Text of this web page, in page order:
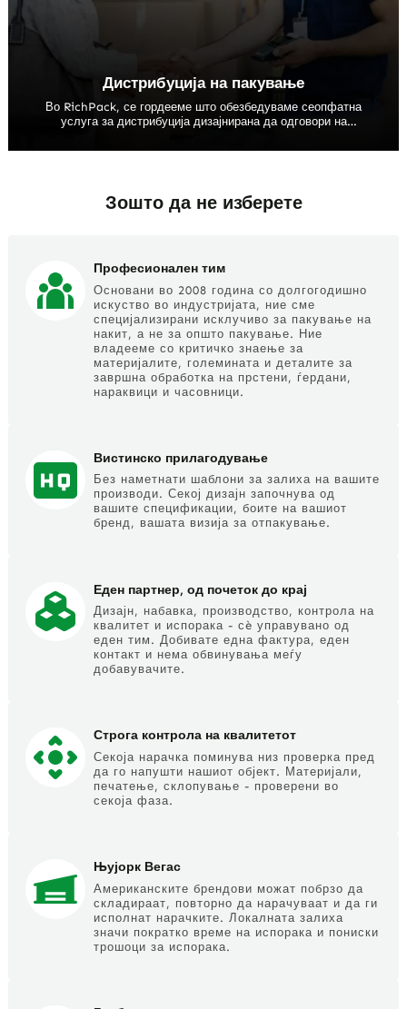
Дистрибуција на пакување
Во RichPack, се гордееме што обезбедуваме сеопфатна
услуга за дистрибуција дизајнирана да одговори на
способности на синџирот на снабдување обезбедуваат
Зошто да не изберете
Професионален тим
Основани во 2008 година со долгогодишно
искуство во индустријата, ние сме
специјализирани исклучиво за пакување на
накит, а не за општо пакување. Ние
владееме со критичко знаење за
материјалите, големината и деталите за
завршна обработка на прстени, ѓердани,
нараквици и часовници.
Вистинско прилагодување
Без наметнати шаблони за залиха на вашите
производи. Секој дизајн започнува од
вашите спецификации, боите на вашиот
бренд, вашата визија за отпакување.
Еден партнер, од почеток до крај
Дизајн, набавка, производство, контрола на
квалитет и испорака - сè управувано од
еден тим. Добивате една фактура, еден
контакт и нема обвинувања меѓу
добавувачите.
Строга контрола на квалитетот
Секоја нарачка поминува низ проверка пред
да го напушти нашиот објект. Материјали,
печатење, склопување - проверени во
секоја фаза.
Њујорк Вегас
Американските брендови можат побрзо да
складираат, повторно да нарачуваат и да ги
исполнат нарачките. Локалната залиха
значи пократко време на испорака и пониски
трошоци за испорака.